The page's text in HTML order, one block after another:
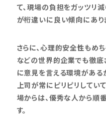
て、現場の負担をガッツリ
が桁違いに良い傾向にあり
さらに、心理的安全性もめ
などの世界的企業でも徹底
に意見を言える環境がある
上司が常にピリピリしてい
場からは、優秀な人から順
す。